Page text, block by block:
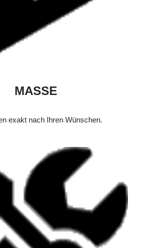
MASSE
exakt nach Ihren Wünschen.